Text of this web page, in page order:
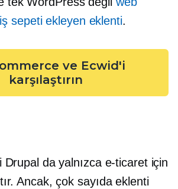
sepeti ekleyen eklenti.
ve Ecwid'i
karşılaştırın
da yalnızca e-ticaret için
Ancak, çok sayıda eklenti